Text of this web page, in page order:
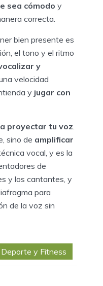
sea cómodo y
correcta.
bien presente es
el tono y el ritmo
y
velocidad
y jugar con
proyectar tu voz.
sino de amplificar
vocal, y es la
de
y los cantantes, y
para
de la voz sin
y Fitness